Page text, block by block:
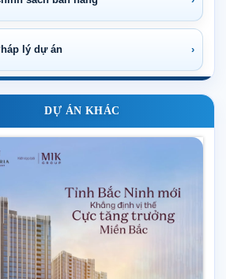
lý dự án ›
DỰ ÁN KHÁC